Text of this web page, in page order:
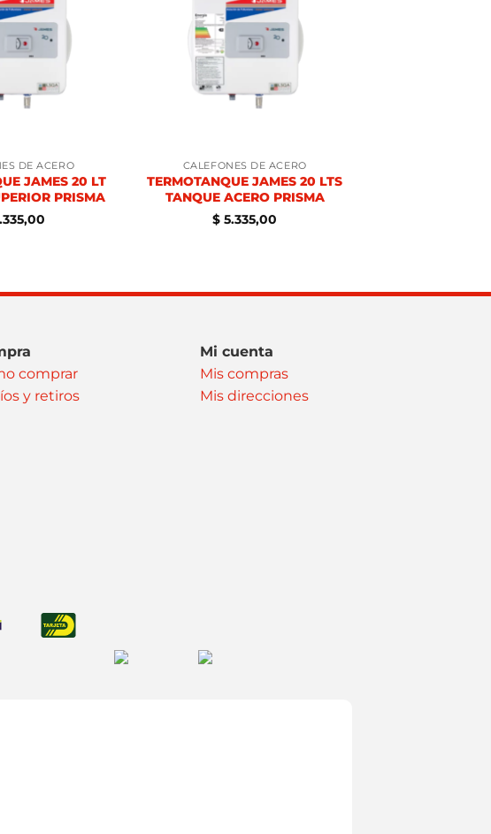
DE ACERO
JAMES 20 LT
PRISMA
CALEFONES DE ACERO
TERMOTANQUE JAMES 20 LTS
TANQUE ACERO PRISMA
$ 5.335,00
comprar
y retiros
Mi cuenta
Mis compras
Mis direcciones